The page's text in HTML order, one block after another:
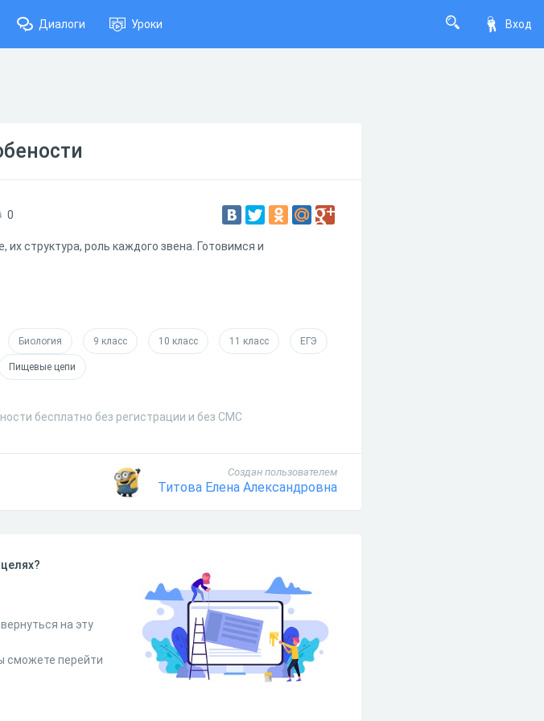
Вход
Диалоги Уроки
0
их структура, роль каждого звена. Готовимся и
Биология 9 класс 10 класс 11 класс ЕГЭ
Пищевые цепи
бесплатно без регистрации и без СМС
Создан пользователем
Титова Елена Александровна
на эту
сможете перейти